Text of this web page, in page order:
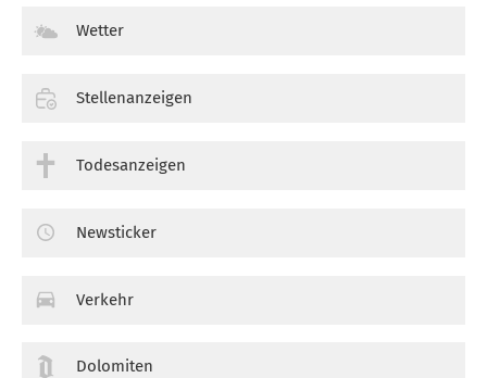
Wetter
Stellenanzeigen
Todesanzeigen
Newsticker
Verkehr
Dolomiten